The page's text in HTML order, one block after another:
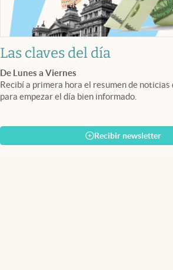
Las claves del día
De Lunes a Viernes
Recibí a primera hora el resumen de noticias
para empezar el día bien informado.
Recibir newsletter